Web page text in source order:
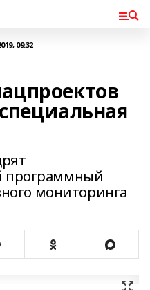
09:32
программный
мониторинга